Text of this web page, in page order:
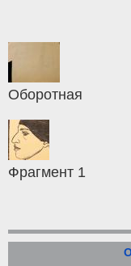
Оборотная
Фрагмент 1